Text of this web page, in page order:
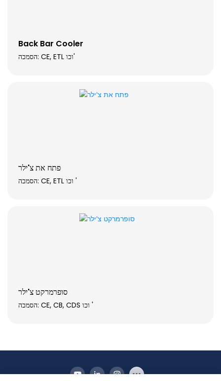
Back Bar Cooler
הסמכה: CE, ETL וכו'
פתח את צ'ילר
הסמכה: CE, ETL וכו '
סופרמרקט צ'ילר
הסמכה: CE, CB, CDS וכו '